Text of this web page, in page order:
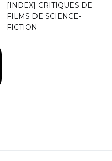
[INDEX] CRITIQUES DE
FILMS DE SCIENCE-
FICTION